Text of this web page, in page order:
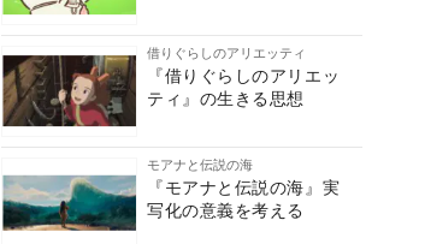
借りぐらしのアリエッティ
『借りぐらしのアリエッ
ティ』の生きる思想
モアナと伝説の海
『モアナと伝説の海』実
写化の意義を考える